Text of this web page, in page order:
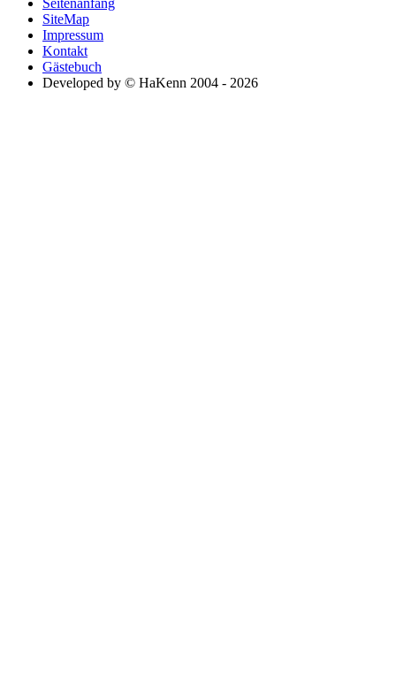
Seitenanfang
SiteMap
Impressum
Kontakt
Gästebuch
Developed by © HaKenn 2004 - 2026